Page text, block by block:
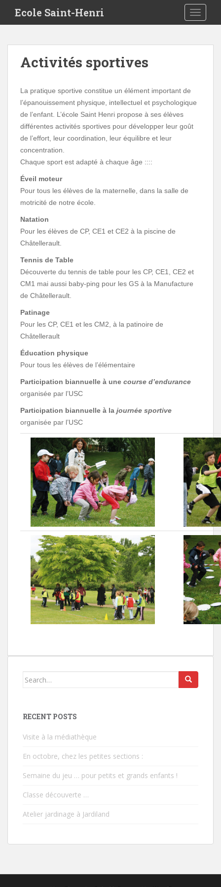
i
Ecole Saint-Henri
Activités sportives
La pratique sportive constitue un élément important de
l’épanouissement physique, intellectuel et psychologique
de l’enfant. L’école Saint Henri propose à ses élèves
différentes activités sportives pour développer leur goût
de l’effort, leur coordination, leur équilibre et leur
concentration.
Chaque sport est adapté à chaque âge ::::
Éveil moteur
Pour tous les élèves de la maternelle, dans la salle de
motricité de notre école.
Natation
Pour les élèves de CP, CE1 et CE2 à la piscine de
Châtellerault.
Tennis de Table
Découverte du tennis de table pour les CP, CE1, CE2 et
CM1 mai aussi baby-ping pour les GS à la Manufacture
de Châtellerault.
Patinage
Pour les CP, CE1 et les CM2, à la patinoire de
Châtellerault
Éducation physique
Pour tous les élèves de l’élémentaire
Participation biannuelle à une course d’endurance
organisée par l’USC
Participation biannuelle à la journée sportive
organisée par l’USC
Search
RECENT POSTS
Visite à la médiathèque
En octobre, chez les petites sections :
Semaine du jeu … pour petits et grands enfants !
Classe découverte …
Atelier jardinage à Jardiland